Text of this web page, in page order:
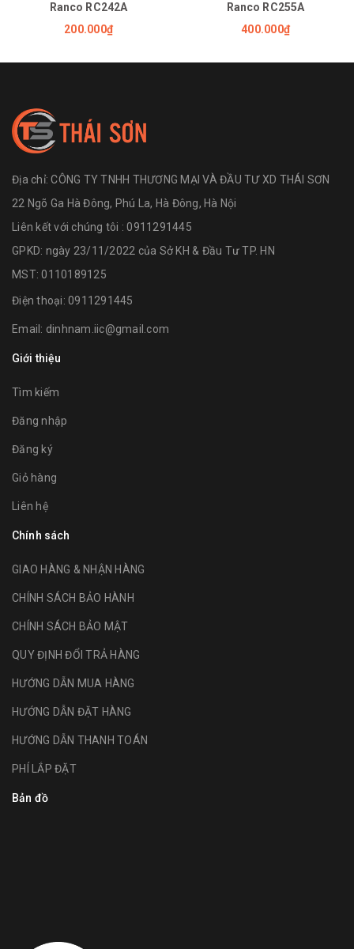
Ranco RC242A
200.000₫
Ranco RC255A
400.000₫
Địa chỉ:CÔNG TY TNHH THƯƠNG MẠI VÀ ĐẦU TƯ XD THÁI SƠN
22 Ngõ Ga Hà Đông, Phú La, Hà Đông, Hà Nội
Liên kết với chúng tôi : 0911291445
GPKD: ngày 23/11/2022 của Sở KH & Đầu Tư TP. HN
MST: 0110189125
Điện thoại: 0911291445
Email: dinhnam.iic@gmail.com
Giới thiệu
Tìm kiếm
Đăng nhập
Đăng ký
Giỏ hàng
Liên hệ
Chính sách
GIAO HÀNG & NHẬN HÀNG
CHÍNH SÁCH BẢO HÀNH
CHÍNH SÁCH BẢO MẬT
QUY ĐỊNH ĐỔI TRẢ HÀNG
HƯỚNG DẪN MUA HÀNG
HƯỚNG DẪN ĐẶT HÀNG
HƯỚNG DẪN THANH TOÁN
PHÍ LẮP ĐẶT
Bản đồ